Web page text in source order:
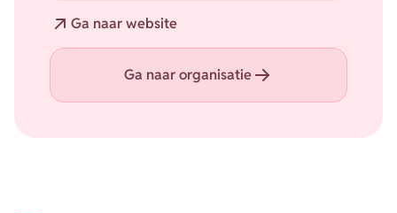
Ga naar website
Ga naar organisatie